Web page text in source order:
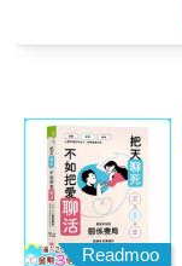
Readmoo